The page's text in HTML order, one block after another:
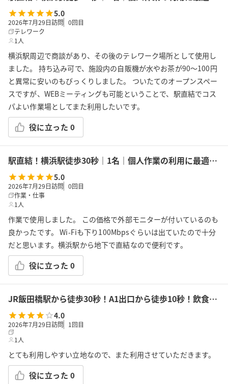
5.0
2026年7月29日訪問 0回目
テレワーク
1人
横浜駅周辺で商談があり、その後のテレワーク場所として使用し
ました。 持ち込み可で、施設内の自販機が水やお茶が90〜100円
と異常に安いのもびっくりしました。 ついたてのオープンスペー
スですが、WEBミーティングも可能ということで、駅直結でコス
パよい作業場としてまた利用したいです。
役に立った 0
駅直結！横浜駅徒歩30秒｜1名｜個人作業の利用に最適！エキニア横浜｜5階ハマポート「コワーキングスペース」A
5.0
2026年7月29日訪問 0回目
作業・仕事
1人
作業で使用しました。 この価格で外部モニターが付いているのも
良かったです。 Wi-Fiも下り100Mbpsぐらいは出ていたので十分
だと思います。横浜駅から地下で直結なので便利です。
役に立った 0
JR飯田橋駅から徒歩30秒！A1出口から徒歩10秒！飲食持込可!高速Wi-Fi!会議/ボドゲ/推し活/女子会/サロン/控室などで利用可能!貸会議室KS6飯田橋★
4.0
2026年7月29日訪問 1 回目
1人
とても利用しやすい立地なので、また利用させていただきます。
役に立った 0